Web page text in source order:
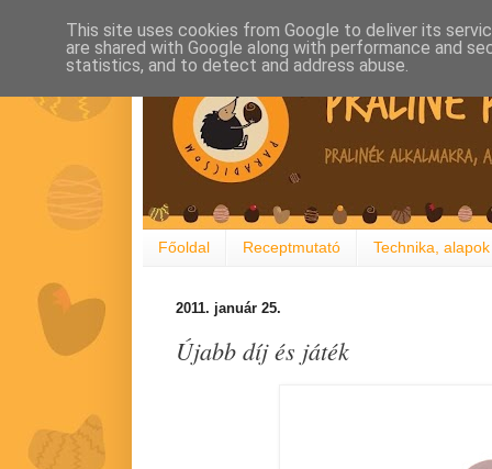
Főoldal Receptmutató Technika, alapok
2011. január 25.
Újabb díj és játék
This site uses cookies from Google to deliver its
are shared with Google along with performance and
statistics, and to detect and address abuse.